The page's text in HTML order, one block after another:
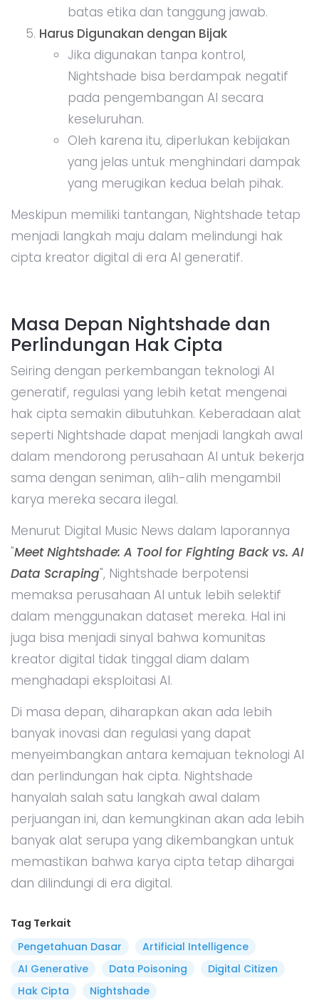
batas etika dan tanggung jawab.
Harus Digunakan dengan Bijak
Jika digunakan tanpa kontrol,
Nightshade bisa berdampak negatif
pada pengembangan AI secara
keseluruhan.
Oleh karena itu, diperlukan kebijakan
yang jelas untuk menghindari dampak
yang merugikan kedua belah pihak.
Meskipun memiliki tantangan, Nightshade tetap
menjadi langkah maju dalam melindungi hak
cipta kreator digital di era AI generatif.
Masa Depan Nightshade dan
Perlindungan Hak Cipta
Seiring dengan perkembangan teknologi AI
generatif, regulasi yang lebih ketat mengenai
hak cipta semakin dibutuhkan. Keberadaan alat
seperti Nightshade dapat menjadi langkah awal
dalam mendorong perusahaan AI untuk bekerja
sama dengan seniman, alih-alih mengambil
karya mereka secara ilegal.
Menurut Digital Music News dalam laporannya
"Meet Nightshade: A Tool for Fighting Back vs. AI
Data Scraping", Nightshade berpotensi
memaksa perusahaan AI untuk lebih selektif
dalam menggunakan dataset mereka. Hal ini
juga bisa menjadi sinyal bahwa komunitas
kreator digital tidak tinggal diam dalam
menghadapi eksploitasi AI.
Di masa depan, diharapkan akan ada lebih
banyak inovasi dan regulasi yang dapat
menyeimbangkan antara kemajuan teknologi AI
dan perlindungan hak cipta. Nightshade
hanyalah salah satu langkah awal dalam
perjuangan ini, dan kemungkinan akan ada lebih
banyak alat serupa yang dikembangkan untuk
memastikan bahwa karya cipta tetap dihargai
dan dilindungi di era digital.
Tag Terkait
Pengetahuan Dasar
Artificial Intelligence
AI Generative
Data Poisoning
Digital Citizen
Hak Cipta
Nightshade